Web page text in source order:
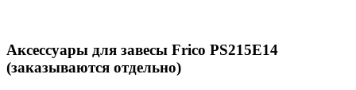
Аксессуары для завесы Frico PS215E14
(заказываются отдельно)